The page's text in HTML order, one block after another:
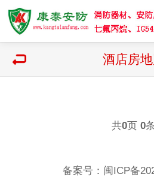
酒店房
共0页 0
备案号： 闽ICP备